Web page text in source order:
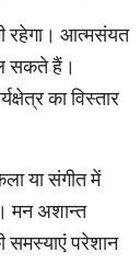
रहेगा। आत्मसंयत
सकते हैं।
का विस्तार
या संगीत में
मन अशान्त
समस्याएं परेशान